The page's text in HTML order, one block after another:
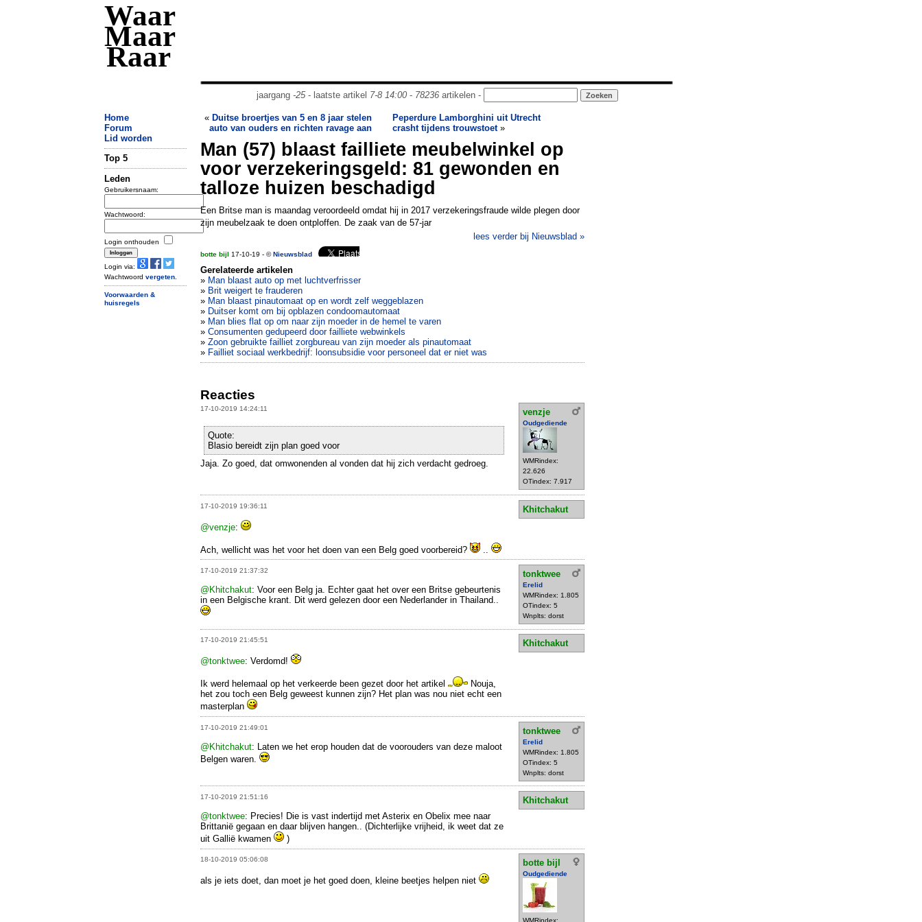
Waar
Maar
Raar
jaargang -25- laatste artikel 7-8 14:00- 78236artikelen -
Home
Forum
Lid worden
Top 5
Leden
Gebruikersnaam:
Wachtwoord:
Login onthouden
Login via:
Wachtwoord vergeten
Voorwaarden &
huisregels
« Duitse broertjes van 5 en 8 jaar stelen
auto van ouders en richten ravage aan
Peperdure Lamborghini uit Utrecht
crasht tijdens trouwstoet»
Man (57) blaast failliete meubelwinkel op
voor verzekeringsgeld: 81 gewonden en
talloze huizen beschadigd
Een Britse man is maandag veroordeeld omdat hij in 2017 verzekeringsfraude wilde plegen door
zijn meubelzaak te doen ontploffen. De zaak van de 57-jar
lees verder bij Nieuwsblad »
botte bijl 17-10-19 - ©Nieuwsblad
Gerelateerde artikelen
» Man blaast auto op met luchtverfrisser
» Brit weigert te frauderen
» Man blaast pinautomaat op en wordt zelf weggeblazen
» Duitser komt om bij opblazen condoomautomaat
» Man blies flat op om naar zijn moeder in de hemel te varen
» Consumenten gedupeerd door failliete webwinkels
» Zoon gebruikte failliet zorgbureau van zijn moeder als pinautomaat
» Failliet sociaal werkbedrijf: loonsubsidie voor personeel dat er niet was
Reacties
17-10-2019 14:24:11 venzje
Oudgediende
WMRindex:
22.626
OTindex: 7.917
Quote:
Blasio bereidt zijn plan goed voor
Jaja. Zo goed, dat omwonenden al vonden dat hij zich verdacht gedroeg.
17-10-2019 19:36:11
Khitchakut
@venzje:
Ach, wellicht was het voor het doen van een Belg goed voorbereid?
17-10-2019 21:37:32 tonktwee
Erelid
WMRindex: 1.805
OTindex: 5
Wnplts: dorst
@Khitchakut: Voor een Belg ja. Echter gaat het over een Britse gebeurtenis
in een Belgische krant. Dit werd gelezen door een Nederlander in Thailand..
17-10-2019 21:45:51
Khitchakut
@tonktwee: Verdomd!
Ik werd helemaal op het verkeerde been gezet door het artikel
Nouja,
het zou toch een Belg geweest kunnen zijn? Het plan was nou niet echt een
masterplan
17-10-2019 21:49:01 tonktwee
Erelid
WMRindex: 1.805
OTindex: 5
Wnplts: dorst
@Khitchakut: Laten we het erop houden dat de voorouders van deze maloot
Belgen waren.
17-10-2019 21:51:16
Khitchakut
@tonktwee: Precies! Die is vast indertijd met Asterix en Obelix mee naar
Brittanië gegaan en daar blijven hangen.. (Dichterlijke vrijheid, ik weet dat ze
uit Gallië kwamen
)
18-10-2019 05:06:08 botte bijl
Oudgediende
WMRindex:
als je iets doet, dan moet je het goed doen, kleine beetjes helpen niet